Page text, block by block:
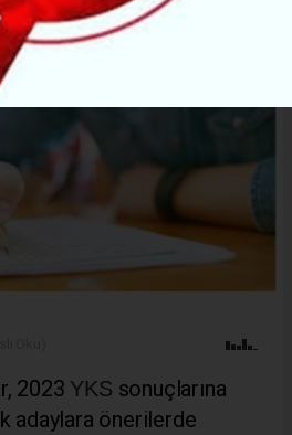
2023 YKS sonuçlarına
adaylara önerilerde